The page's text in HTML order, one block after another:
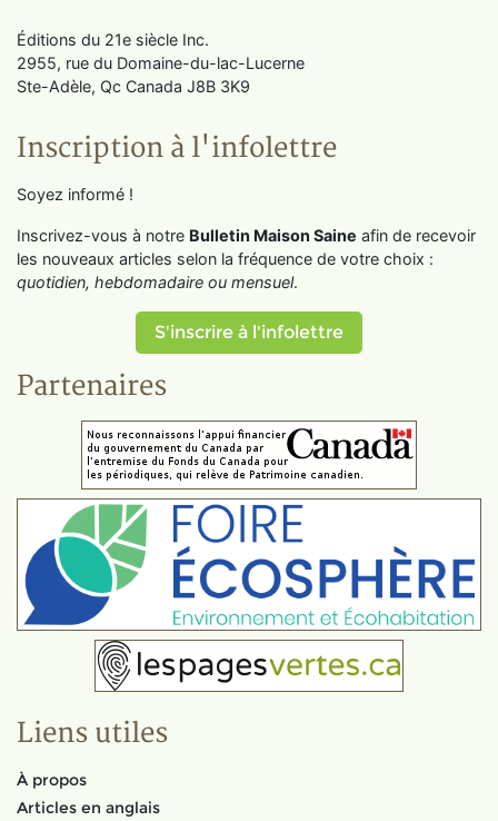
Éditions du 21e siècle Inc.
2955, rue du Domaine-du-lac-Lucerne
Ste-Adèle, Qc Canada J8B 3K9
Inscription à l'infolettre
Soyez informé !
Inscrivez-vous à notre Bulletin Maison Saine afin de recevoir
les nouveaux articles selon la fréquence de votre choix :
quotidien, hebdomadaire ou mensuel.
S'inscrire à l'infolettre
Partenaires
Liens utiles
À propos
Articles en anglais